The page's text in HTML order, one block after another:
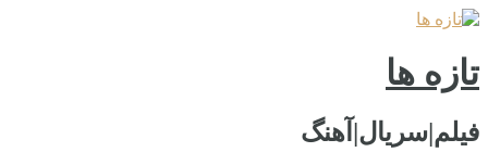
تازه ها
فیلم|سریال|آهنگ